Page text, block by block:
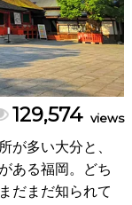
129,574 views
が多い大分と、
ある福岡。どち
だまだ知られて